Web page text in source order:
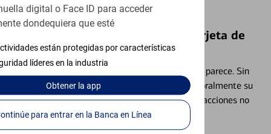
digital o Face ID para acceder
dondequiera que esté
están protegidas por características
líderes en la industria
Obtenerla app
Continúe para entrar en la Banca en Línea
Bloquear y Desbloquear una Tarjeta de
Débito⁴
Extraviar una tarjeta es más común de lo que parece. Sin
embargo, puede bloquear y desbloquear temporalmente su
tarjeta de débito para ayudar a prevenir transacciones no
autorizadas.